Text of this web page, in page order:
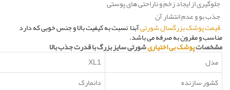
– جلوگیری از ایجاد زخم و ناراحتی های پوستی
– جذب بو و عدم انتشار آن
–قیمت پوشک بزرگسال شورتیآبنا نسبت به کیفیت بالا و جنس خوبی که دارد
مناسب و مقرون به صرفه می باشد.
مشخصاتپوشک بی اختیاریشورتی سایز بزرگ با قدرت جذب بالا
مدل
XL1
کشور سازنده
دانمارک